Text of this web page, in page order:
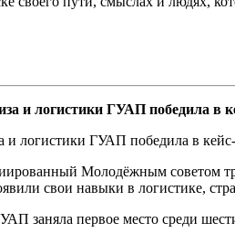
и логистики ГУАП победила в
и логистики ГУАП победила в
Молодёжным советом
свои навыки в логистике,
заняла первое место среди